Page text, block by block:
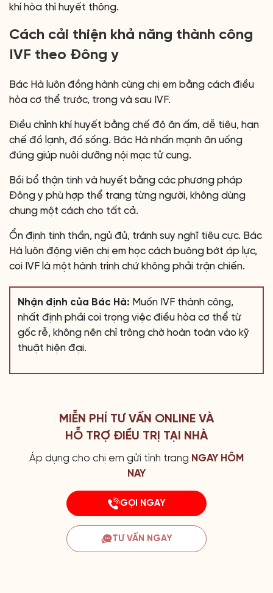
khí hòa thì huyết thông.
Cách cải thiện khả năng thành công
IVF theo Đông y
Bác Hà luôn đồng hành cùng chị em bằng cách điều
hòa cơ thể trước, trong và sau IVF.
Điều chỉnh khí huyết bằng chế độ ăn ấm, dễ tiêu, hạn
chế đồ lạnh, đồ sống. Bác Hà nhấn mạnh ăn uống
đúng giúp nuôi dưỡng nội mạc tử cung.
Bồi bổ thận tinh và huyết bằng các phương pháp
Đông y phù hợp thể trạng từng người, không dùng
chung một cách cho tất cả.
Ổn định tinh thần, ngủ đủ, tránh suy nghĩ tiêu cực. Bác
Hà luôn động viên chị em học cách buông bớt áp lực,
coi IVF là một hành trình chứ không phải trận chiến.
Nhận định của Bác Hà: Muốn IVF thành công,
nhất định phải coi trọng việc điều hòa cơ thể từ
gốc rễ, không nên chỉ trông chờ hoàn toàn vào kỹ
thuật hiện đại.
MIỄN PHÍ TƯ VẤN ONLINE VÀ
HỖ TRỢ ĐIỀU TRỊ TẠI NHÀ
Áp dụng cho chị em gửi tình trang NGAY HÔM
NAY
GỌI NGAY
TƯ VẤN NGAY